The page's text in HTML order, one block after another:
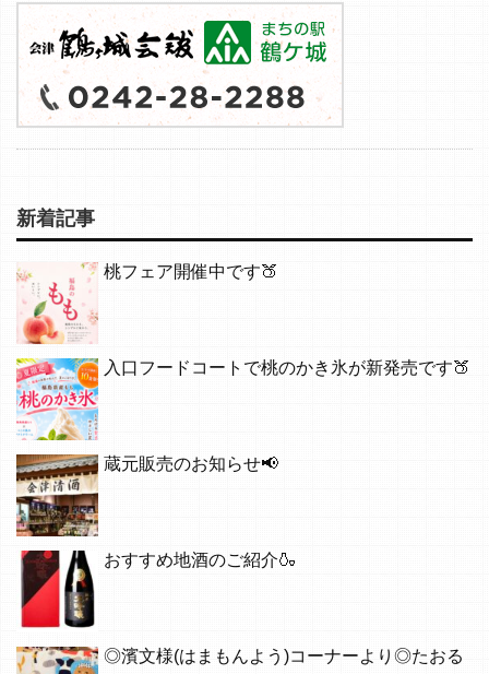
新着記事
桃フェア開催中です🍑
入口フードコートで桃のかき氷が新発売です🍑
蔵元販売のお知らせ📢
おすすめ地酒のご紹介🍶
◎濱文様(はまもんよう)コーナーより◎たおる